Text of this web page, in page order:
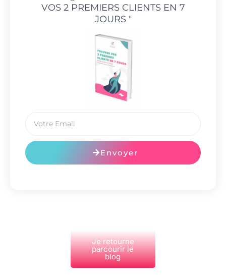
VOS 2 PREMIERS CLIENTS EN 7
JOURS"
Envoyer
Je retourne
parcourir le
blog